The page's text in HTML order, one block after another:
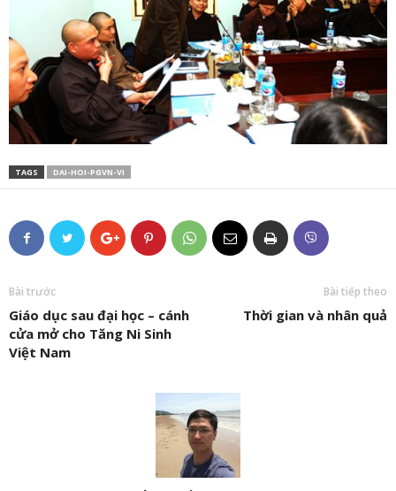
TAGS DAI-HOI-PGVN-VI
Bài trước
Giáo dục sau đại học – cánh
cửa mở cho Tăng Ni Sinh
Việt Nam
Bài tiếp theo
Thời gian và nhân quả